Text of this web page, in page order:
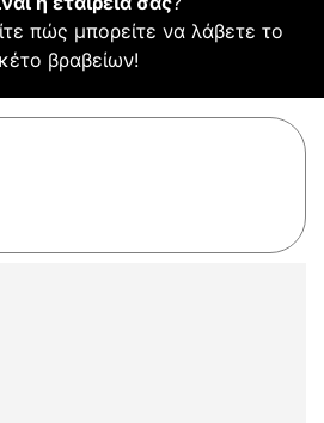
πώς μπορείτε να λάβετε το
βραβείων!